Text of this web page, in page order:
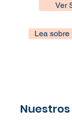
Ver
Lea sobre